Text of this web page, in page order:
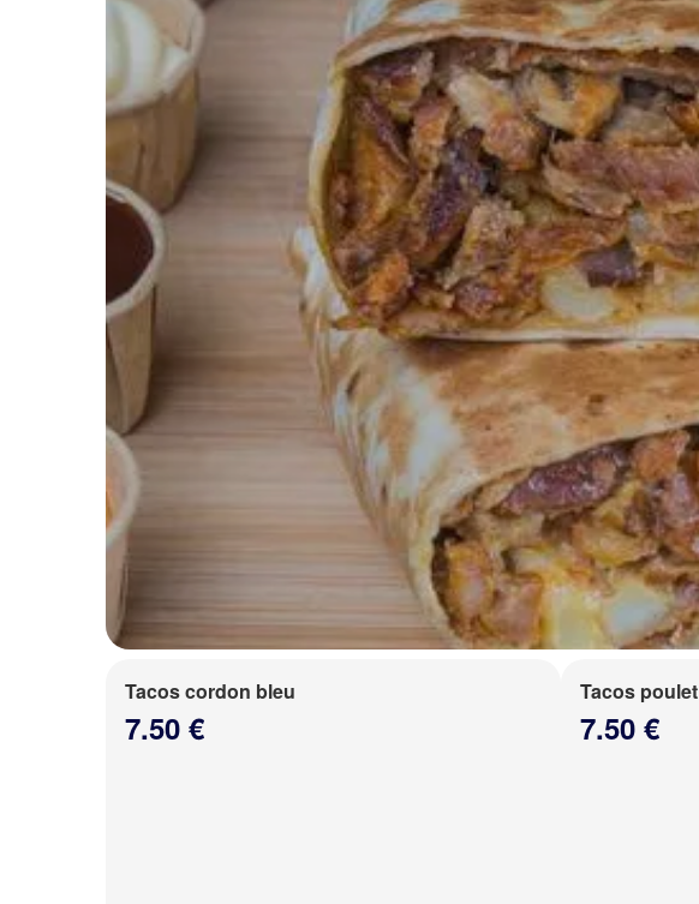
Tacos cordon bleu
7.50 €
Tacos poulet
7.50 €